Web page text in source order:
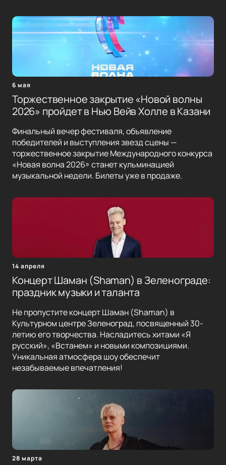
6 мая
Торжественное закрытие «Новой волны
2026» пройдет в Нью Вейв Холле в Казани
Финальный вечер фестиваля, объявление
победителей и выступления звезд сцены —
торжественное закрытие Международного конкурса
«Новая волна 2026» станет кульминацией
музыкальной недели. Билеты уже в продаже.
14 апреля
Концерт Шаман (Shaman) в Зеленограде:
праздник музыки и таланта
Не пропустите концерт Шаман (Shaman) в
Культурном центре Зеленоград, посвященный 30-
летию его творчества. Насладитесь хитами «Я
русский», «Встанем» и новыми композициями.
Уникальная атмосфера шоу обеспечит
незабываемые впечатления!
28 марта